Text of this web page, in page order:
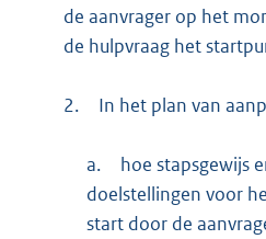
de aanvrager op het
de hulpvraag het
2. In het plan van
a.
hoe stapsgewijs
doelstellingen voor
start door de